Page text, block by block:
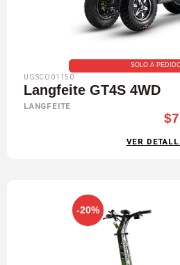
SOLO A
UGSCO01150
Langfeite GT4S 4WD
LANGFEITE
VER
-20%